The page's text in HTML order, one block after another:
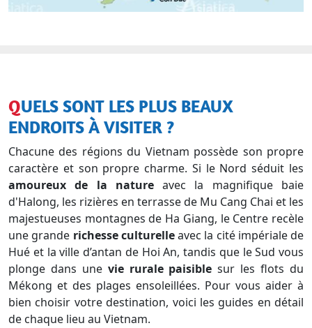
QUELS SONT LES PLUS BEAUX
ENDROITS À VISITER ?
Chacune des régions du Vietnam possède son propre
caractère et son propre charme. Si le Nord séduit les
amoureux de la natureavec la magnifique baie
d'Halong, les rizières en terrasse de Mu Cang Chai et les
majestueuses montagnes de Ha Giang, le Centre recèle
une grande richesse culturelleavec la cité impériale de
Hué et la ville d’antan de Hoi An, tandis que le Sud vous
plonge dans une vie rurale paisible sur les flots du
Mékong et des plages ensoleillées. Pour vous aider à
bien choisir votre destination, voici les guides en détail
de chaque lieu au Vietnam.